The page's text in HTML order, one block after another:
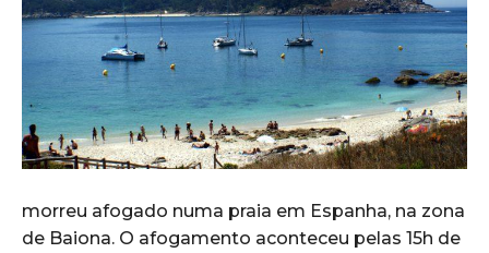
morreu afogado numa praia em Espanha, na zona
de Baiona. O afogamento aconteceu pelas 15h de